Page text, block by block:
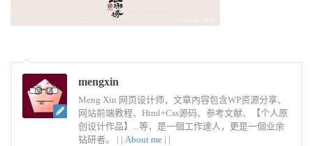
mengxin
Meng Xin 网页设计师，文章內容包含WP资源分享、
网站前端教程、Html+Css源码、参考文献、【个人原
创设计作品】...等，是一個工作達人，更是一個业余
钻研者。 | | About me | |